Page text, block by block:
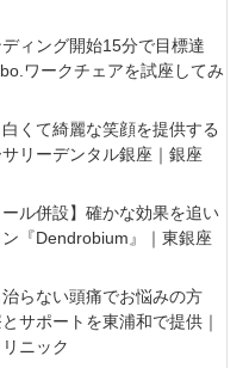
ディング開始15分で目標達
ワークチェアを試座してみ
白くて綺麗な笑顔を提供する
リーデンタル銀座｜銀座
ール併設】確かな効果を追い
『Dendrobium』｜東銀座
治らない頭痛でお悩みの方
サポートを東浦和で提供｜
ニック